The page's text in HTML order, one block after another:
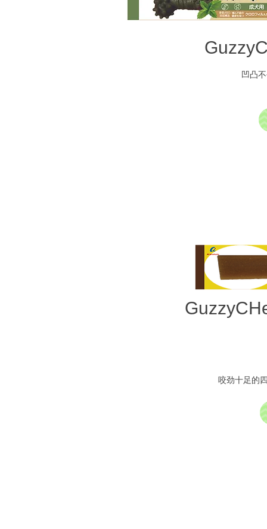
凹凸
咬劲十足的